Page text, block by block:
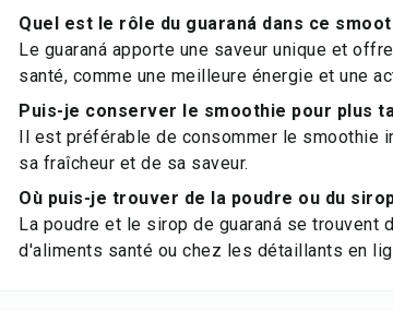
Quel est le rôle du guaraná dans ce
Le guaraná apporte une saveur unique et
santé, comme une meilleure énergie et une
Puis-je conserver le smoothie pour plus
Il est préférable de consommer le smoothie
sa fraîcheur et de sa saveur.
Où puis-je trouver de la poudre ou du
La poudre et le sirop de guaraná se
d'aliments santé ou chez les détaillants en